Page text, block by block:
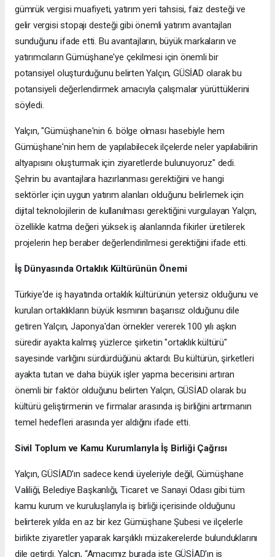
gümrük vergisi muafiyeti, yatırım yeri tahsisi, faiz desteği ve
gelir vergisi stopajı desteği gibi önemli yatırım avantajları
sunduğunu ifade etti. Bu avantajların, büyük markaların ve
yatırımcıların Gümüşhane'ye çekilmesi için önemli bir
potansiyel oluşturduğunu belirten Yalçın, GÜSİAD olarak bu
potansiyeli değerlendirmek amacıyla çalışmalar yürüttüklerini
söyledi.
Yalçın, "Gümüşhane'nin 6. bölge olması hasebiyle hem
Gümüşhane'nin hem de yapılabilecek ilçelerde neler yapılabilirin
altyapısını oluşturmak için ziyaretlerde bulunuyoruz" dedi.
Şehrin bu avantajlara hazırlanması gerektiğini ve hangi
sektörler için uygun yatırım alanları olduğunu belirlemek için
dijital teknolojilerin de kullanılması gerektiğini vurgulayan Yalçın,
özellikle katma değeri yüksek iş alanlarında fikirler üretilerek
projelerin hep beraber değerlendirilmesi gerektiğini ifade etti.
İş Dünyasında Ortaklık Kültürünün Önemi
Türkiye'de iş hayatında ortaklık kültürünün yetersiz olduğunu ve
kurulan ortaklıkların büyük kısmının başarısız olduğunu dile
getiren Yalçın, Japonya'dan örnekler vererek 100 yılı aşkın
süredir ayakta kalmış yüzlerce şirketin "ortaklık kültürü"
sayesinde varlığını sürdürdüğünü aktardı. Bu kültürün, şirketleri
ayakta tutan ve daha büyük işler yapma becerisini artıran
önemli bir faktör olduğunu belirten Yalçın, GÜSİAD olarak bu
kültürü geliştirmenin ve firmalar arasında iş birliğini artırmanın
temel hedefleri arasında yer aldığını ifade etti.
Sivil Toplum ve Kamu Kurumlarıyla İş Birliği Çağrısı
Yalçın, GÜSİAD'ın sadece kendi üyeleriyle değil, Gümüşhane
Valiliği, Belediye Başkanlığı, Ticaret ve Sanayi Odası gibi tüm
kamu kurum ve kuruluşlarıyla iş birliği içerisinde olduğunu
belirterek yılda en az bir kez Gümüşhane Şubesi ve ilçelerle
birlikte ziyaretler yaparak karşılıklı müzakerelerde bulunduklarını
dile getirdi. Yalçın, “Amacımız burada işte GÜSİAD'ın iş